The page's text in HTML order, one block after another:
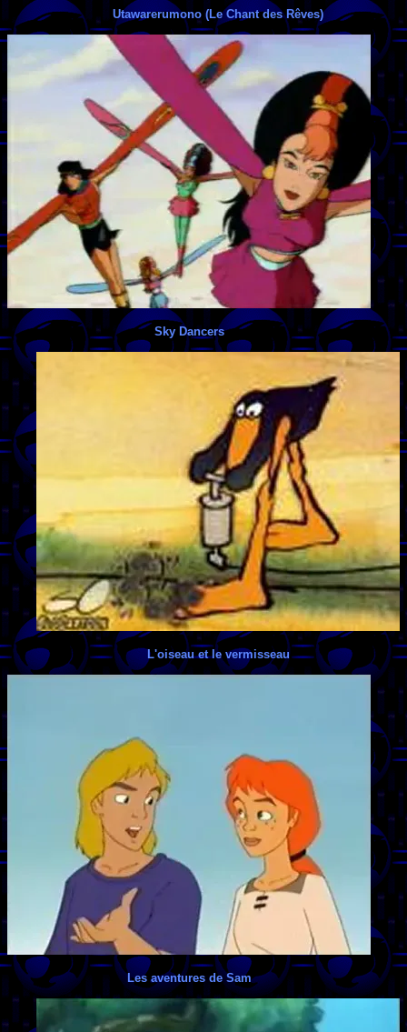
Utawarerumono (Le Chant des Rêves)
Sky Dancers
L'oiseau et le vermisseau
Les aventures de Sam